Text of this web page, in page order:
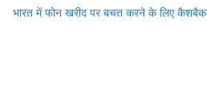
भारत में फोन खरीद पर बचत करने के लिए